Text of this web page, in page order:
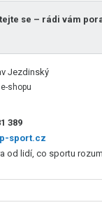
se – rádi vám
Jezdinský
shopu
389
sport.cz
od lidí, co sportu